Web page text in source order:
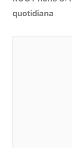
quotidiana